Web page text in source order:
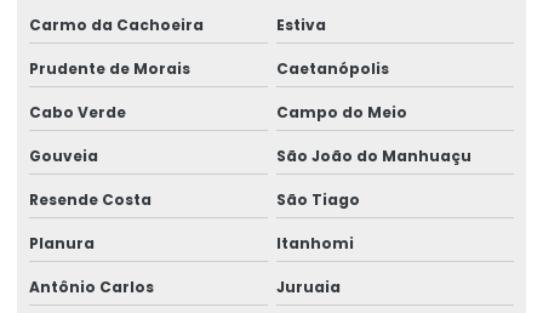
Carmo da Cachoeira Estiva
Prudente de Morais Caetanópolis
Cabo Verde Campo do Meio
Gouveia São João do Manhuaçu
Resende Costa São Tiago
Planura Itanhomi
Antônio Carlos Juruaia